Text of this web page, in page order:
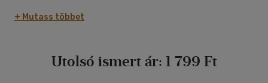
"Az én történeteim könnyebbek, mint a friss mozzarella,
kívánatosabbak, mint az edami, és ízesebbek, mint az érett
+ Mutass többet
Utolsó ismert ár: 1 799 Ft